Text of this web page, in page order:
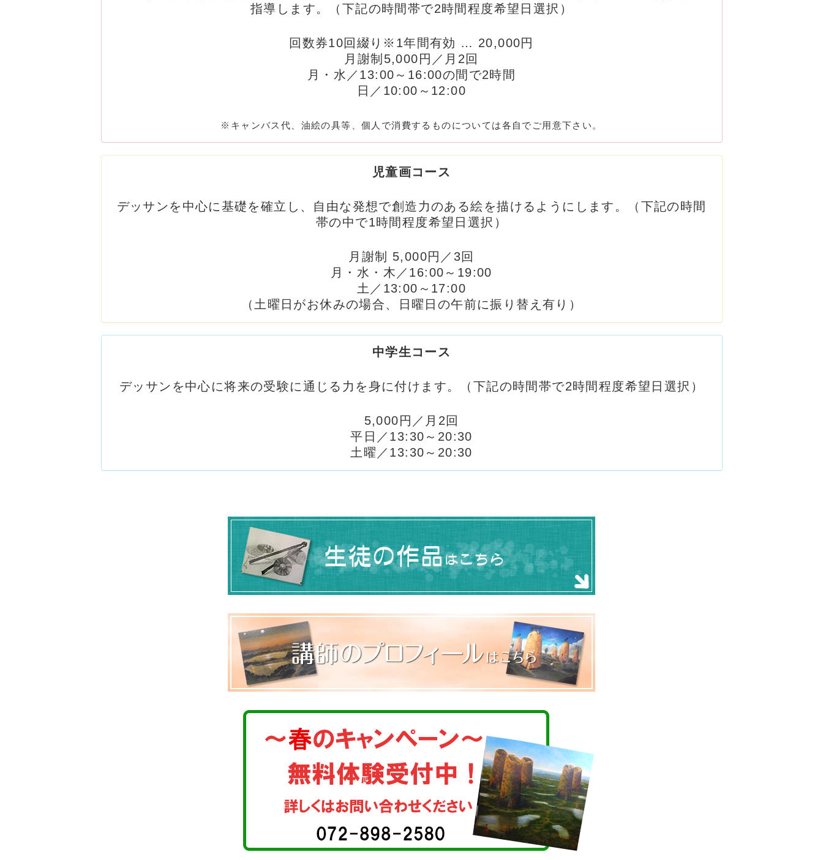
指導します。（下記の時間帯で2時間程度希望日選択）
回数券10回綴り※1年間有効 … 20,000円
月謝制5,000円／月2回
月・水／13:00～16:00の間で2時間
日／10:00～12:00
※キャンバス代、油絵の具等、個人で消費するものについては各自でご用意下さい。
児童画コース
デッサンを中心に基礎を確立し、自由な発想で創造力のある絵を描けるようにします。（下記の時間
帯の中で1時間程度希望日選択）
月謝制 5,000円／3回
月・水・木／16:00～19:00
土／13:00～17:00
（土曜日がお休みの場合、日曜日の午前に振り替え有り）
中学生コース
デッサンを中心に将来の受験に通じる力を身に付けます。（下記の時間帯で2時間程度希望日選択）
5,000円／月2回
平日／13:30～20:30
土曜／13:30～20:30